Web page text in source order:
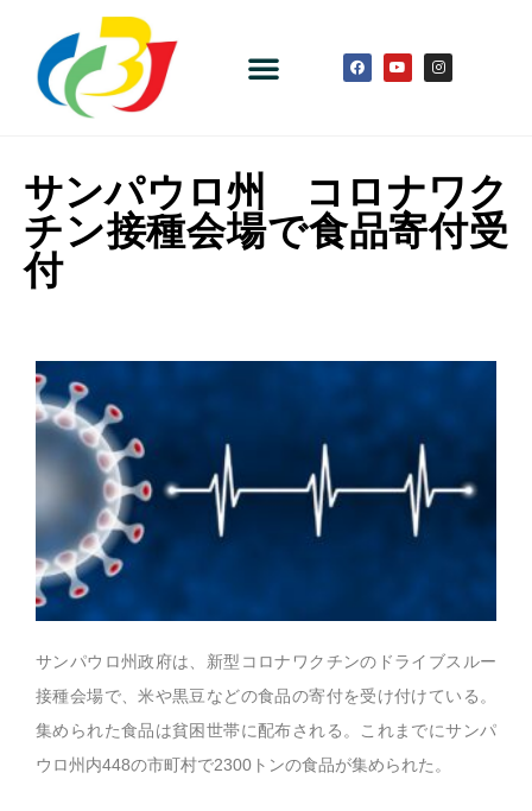
サンパウロ州 コロナワク
チン接種会場で食品寄付受
付
サンパウロ州政府は、新型コロナワクチンのドライブスルー
接種会場で、米や黒豆などの食品の寄付を受け付けている。
集められた食品は貧困世帯に配布される。これまでにサンパ
ウロ州内448の市町村で2300トンの食品が集められた。